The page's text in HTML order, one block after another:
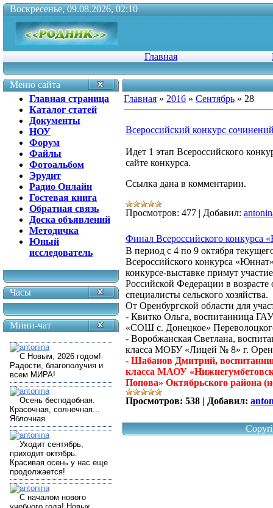
Воскресенье, 09.08.2026, 02:10
Главная
Меню сайта
Главная страница
Каталог статей
Документы
НОУ
Форум
Файлы
Фотоальбом
Эрудит
Радио Онлайн
Гостевая книга
Обратная связь
Доска объявлений
Методичка
Юный
исследователь
Часы
Мини-чат
Главная » 2016 » Сентябрь » 28
Всероссийский конкурс
Идет 1 этап Всероссийского
сайте конкурса.
Ссылка дана в комментарии.
Просмотров: 477 | Добавил:
Финал Всероссийского конкурса
В период с 4 по 9 октября
Всероссийского конкурса
конкурсе-выставке примут
Российской Федерации в возрасте
специалисты сельского хозяйства.
От Оренбургской области для
- Квитко Ольга, воспитанница
«СОШ с. Донецкое»
- Воробжанская Светлана,
класса МОБУ «Лицей № 8» г.
- Шабанов Дмитрий,
класса МАОУ
Попова» Октябрьского района
Просмотров: 538 | Добавил: